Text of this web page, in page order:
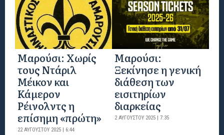
Μαρούσι: Χωρίς
τους Ντάριλ
Μέικον και
Κάμερον
Ρέινολντς η
επίσημη «πρώτη»
22 ΑΥΓΟΎΣΤΟΥ 2025 | 6:44
Μαρούσι:
Ξεκίνησε η γενική
διάθεση των
εισιτηρίων
διαρκείας
2 ΑΥΓΟΎΣΤΟΥ 2025 | 7:35